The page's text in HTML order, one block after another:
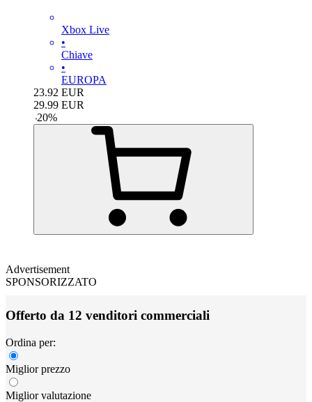
Xbox Live
•
Chiave
•
EUROPA
23.92 EUR
29.99 EUR
-20%
Advertisement
SPONSORIZZATO
Offerto da 12 venditori commerciali
Ordina per:
Miglior prezzo
Miglior valutazione